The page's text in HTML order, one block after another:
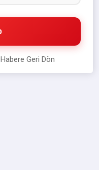
Habere Geri Dön